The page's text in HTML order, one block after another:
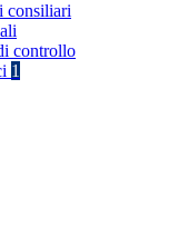
consiliari
controllo
1